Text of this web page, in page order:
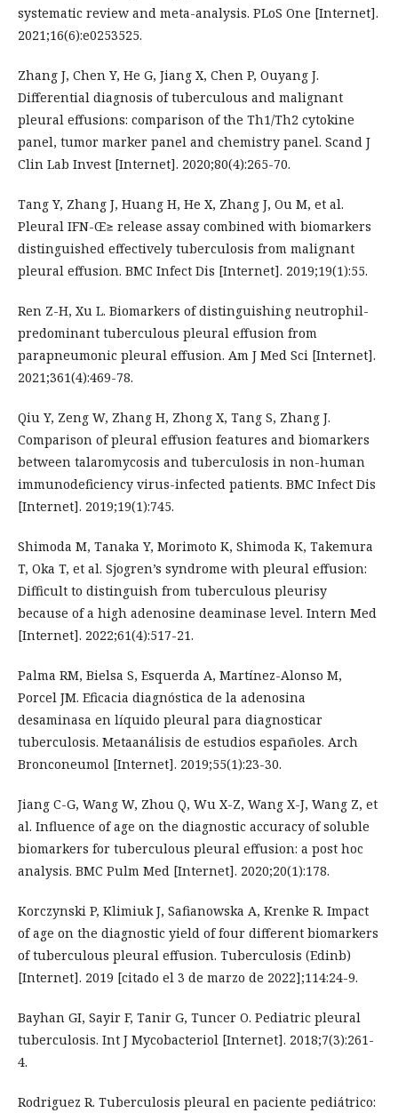
systematic review and meta-analysis. PLoS One [Internet].
2021;16(6):e0253525.
Zhang J, Chen Y, He G, Jiang X, Chen P, Ouyang J.
Differential diagnosis of tuberculous and malignant
pleural effusions: comparison of the Th1/Th2 cytokine
panel, tumor marker panel and chemistry panel. Scand J
Clin Lab Invest [Internet]. 2020;80(4):265-70.
Tang Y, Zhang J, Huang H, He X, Zhang J, Ou M, et al.
Pleural IFN-Œ≥ release assay combined with biomarkers
distinguished effectively tuberculosis from malignant
pleural effusion. BMC Infect Dis [Internet]. 2019;19(1):55.
Ren Z-H, Xu L. Biomarkers of distinguishing neutrophil-
predominant tuberculous pleural effusion from
parapneumonic pleural effusion. Am J Med Sci [Internet].
2021;361(4):469-78.
Qiu Y, Zeng W, Zhang H, Zhong X, Tang S, Zhang J.
Comparison of pleural effusion features and biomarkers
between talaromycosis and tuberculosis in non-human
immunodeficiency virus-infected patients. BMC Infect Dis
[Internet]. 2019;19(1):745.
Shimoda M, Tanaka Y, Morimoto K, Shimoda K, Takemura
T, Oka T, et al. Sjogren’s syndrome with pleural effusion:
Difficult to distinguish from tuberculous pleurisy
because of a high adenosine deaminase level. Intern Med
[Internet]. 2022;61(4):517-21.
Palma RM, Bielsa S, Esquerda A, Martínez-Alonso M,
Porcel JM. Eficacia diagnóstica de la adenosina
desaminasa en líquido pleural para diagnosticar
tuberculosis. Metaanálisis de estudios españoles. Arch
Bronconeumol [Internet]. 2019;55(1):23-30.
Jiang C-G, Wang W, Zhou Q, Wu X-Z, Wang X-J, Wang Z, et
al. Influence of age on the diagnostic accuracy of soluble
biomarkers for tuberculous pleural effusion: a post hoc
analysis. BMC Pulm Med [Internet]. 2020;20(1):178.
Korczynski P, Klimiuk J, Safianowska A, Krenke R. Impact
of age on the diagnostic yield of four different biomarkers
of tuberculous pleural effusion. Tuberculosis (Edinb)
[Internet]. 2019 [citado el 3 de marzo de 2022];114:24-9.
Bayhan GI, Sayir F, Tanir G, Tuncer O. Pediatric pleural
tuberculosis. Int J Mycobacteriol [Internet]. 2018;7(3):261-
4.
Rodriguez R. Tuberculosis pleural en paciente pediátrico: